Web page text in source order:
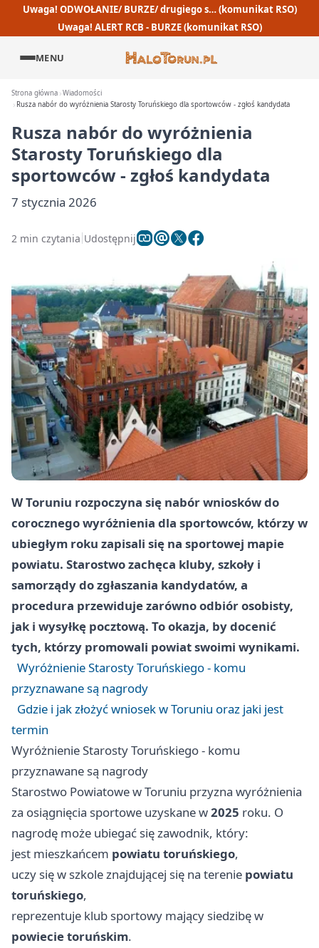
Uwaga! ODWOŁANIE/ BURZE/ drugiego s… (komunikat RSO)
Uwaga! ALERT RCB - BURZE (komunikat RSO)
MENU
Strona główna Wiadomości
Rusza nabór do wyróżnienia Starosty Toruńskiego dla sportowców - zgłoś kandydata
Rusza nabór do wyróżnienia
Starosty Toruńskiego dla
sportowców - zgłoś kandydata
7 stycznia 2026
2 min czytania Udostępnij
W Toruniu rozpoczyna się nabór wniosków do
corocznego wyróżnienia dla sportowców, którzy w
ubiegłym roku zapisali się na sportowej mapie
powiatu. Starostwo zachęca kluby, szkoły i
samorządy do zgłaszania kandydatów, a
procedura przewiduje zarówno odbiór osobisty,
jak i wysyłkę pocztową. To okazja, by docenić
tych, którzy promowali powiat swoimi wynikami.
Wyróżnienie Starosty Toruńskiego - komu
przyznawane są nagrody
Gdzie i jak złożyć wniosek w Toruniu oraz jaki jest
termin
Wyróżnienie Starosty Toruńskiego - komu
przyznawane są nagrody
Starostwo Powiatowe w Toruniu przyzna wyróżnienia
za osiągnięcia sportowe uzyskane w2025 roku. O
nagrodę może ubiegać się zawodnik, który:
jest mieszkańcem powiatu toruńskiego,
uczy się w szkole znajdującej się na terenie powiatu
toruńskiego,
reprezentuje klub sportowy mający siedzibę w
powiecie toruńskim.